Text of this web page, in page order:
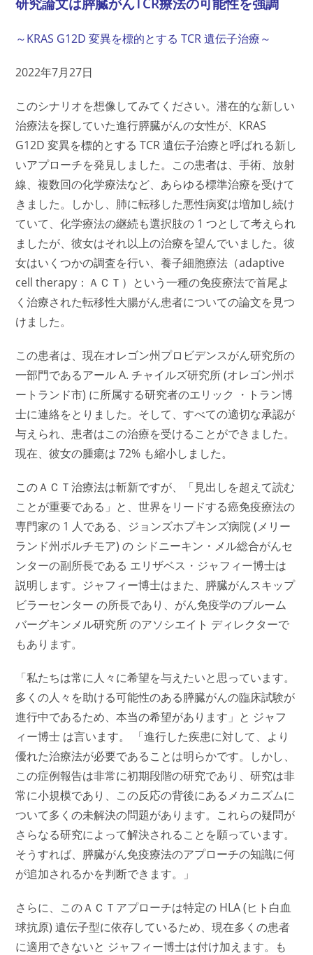
～KRAS G12D 変異を標的とする TCR 遺伝子治療～
2022年7月27日
このシナリオを想像してみてください。潜在的な新しい
治療法を探していた進行膵臓がんの女性が、KRAS
G12D 変異を標的とする TCR 遺伝子治療と呼ばれる新し
いアプローチを発見しました。この患者は、手術、放射
線、複数回の化学療法など、あらゆる標準治療を受けて
きました。しかし、肺に転移した悪性病変は増加し続け
ていて、化学療法の継続も選択肢の 1 つとして考えられ
ましたが、彼女はそれ以上の治療を望んでいました。彼
女はいくつかの調査を行い、養子細胞療法（adaptive
cell therapy：ＡＣＴ）という一種の免疫療法で首尾よ
く治療された転移性大腸がん患者についての論文を見つ
けました。
この患者は、現在オレゴン州プロビデンスがん研究所の
一部門であるアール A. チャイルズ研究所 (オレゴン州ポ
ートランド市) に所属する研究者のエリック ・トラン博
士に連絡をとりました。そして、すべての適切な承認が
与えられ、患者はこの治療を受けることができました。
現在、彼女の腫瘍は 72% も縮小しました。
このＡＣＴ治療法は斬新ですが、「見出しを超えて読む
ことが重要である」と、世界をリードする癌免疫療法の
専門家の 1 人である、ジョンズホプキンズ病院 (メリー
ランド州ボルチモア) の シドニーキン・メル総合がんセ
ンターの副所長である エリザベス・ジャフィー博士は
説明します。ジャフィー博士はまた、膵臓がんスキップ
ビラーセンター の所長であり、がん免疫学のブルーム
バーグキンメル研究所 のアソシエイト ディレクターで
もあります。
「私たちは常に人々に希望を与えたいと思っています。
多くの人々を助ける可能性のある膵臓がんの臨床試験が
進行中であるため、本当の希望があります」と ジャフ
ィー博士 は言います。 「進行した疾患に対して、より
優れた治療法が必要であることは明らかです。しかし、
この症例報告は非常に初期段階の研究であり、研究は非
常に小規模であり、この反応の背後にあるメカニズムに
ついて多くの未解決の問題があります。これらの疑問が
さらなる研究によって解決されることを願っています。
そうすれば、膵臓がん免疫療法のアプローチの知識に何
が追加されるかを判断できます。」
さらに、このＡＣＴアプローチは特定の HLA (ヒト白血
球抗原) 遺伝子型に依存しているため、現在多くの患者
に適用できないと ジャフィー博士は付け加えます。も